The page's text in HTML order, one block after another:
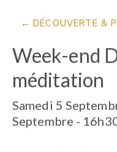
DÉCOUVERTE &
Week-end
méditation
Samedi 5
Septembre -